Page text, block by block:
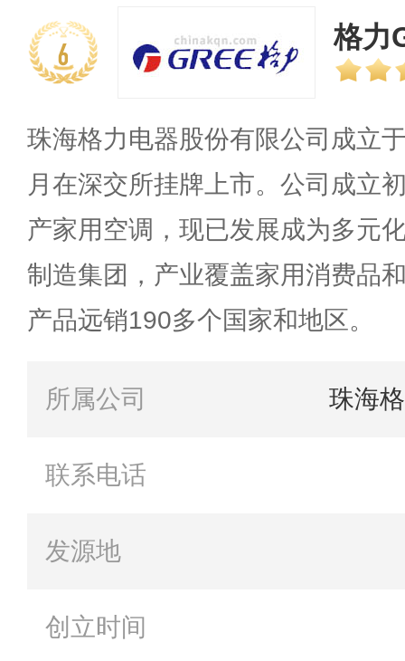
6 格力
珠海格力电器股份有限公司成立
月在深交所挂牌上市。公司成立
产家用空调，现已发展成为多元
制造集团，产业覆盖家用消费品
产品远销190多个国家和地区。
所属公司 珠海
联系电话
发源地
创立时间